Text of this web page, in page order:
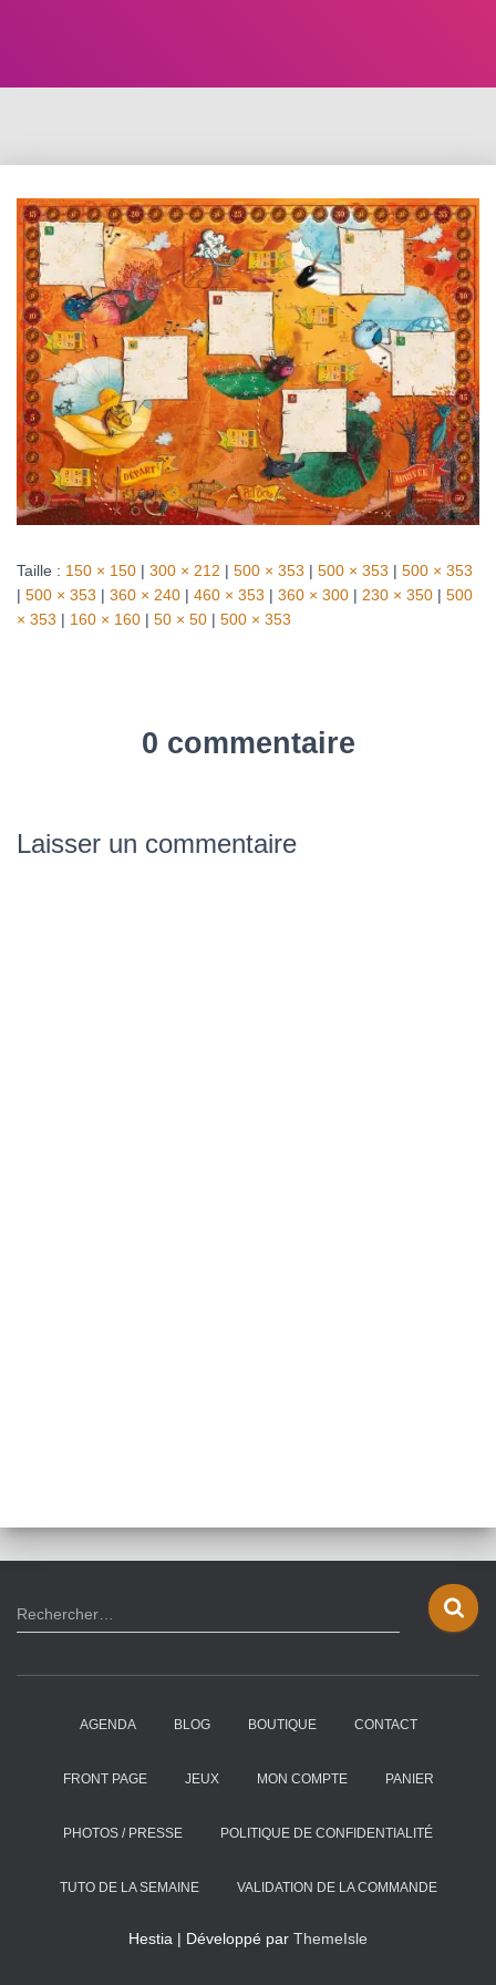
Taille : 150 × 150 | 300 × 212 | 500 × 353 | 500 × 353 | 500 × 353
| 500 × 353 | 360 × 240 | 460 × 353 | 360 × 300 | 230 × 350 | 500
× 353 | 160 × 160 | 50 × 50 | 500 × 353
0 commentaire
Laisser un commentaire
R
e
h
Rechercher…
AGENDA BLOG BOUTIQUE CONTACT
FRONT PAGE JEUX MON COMPTE PANIER
PHOTOS / PRESSE POLITIQUE DE CONFIDENTIALITÉ
TUTO DE LA SEMAINE VALIDATION DE LA COMMANDE
Hestia | Développé par ThemeIsle